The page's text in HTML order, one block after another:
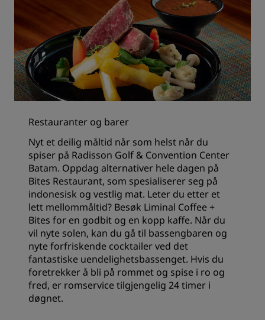
Restauranter og barer
Nyt et deilig måltid når som helst når du
spiser på Radisson Golf & Convention Center
Batam. Oppdag alternativer hele dagen på
Bites Restaurant, som spesialiserer seg på
indonesisk og vestlig mat. Leter du etter et
lett mellommåltid? Besøk Liminal Coffee +
Bites for en godbit og en kopp kaffe. Når du
vil nyte solen, kan du gå til bassengbaren og
nyte forfriskende cocktailer ved det
fantastiske uendelighetsbassenget. Hvis du
foretrekker å bli på rommet og spise i ro og
fred, er romservice tilgjengelig 24 timer i
døgnet.